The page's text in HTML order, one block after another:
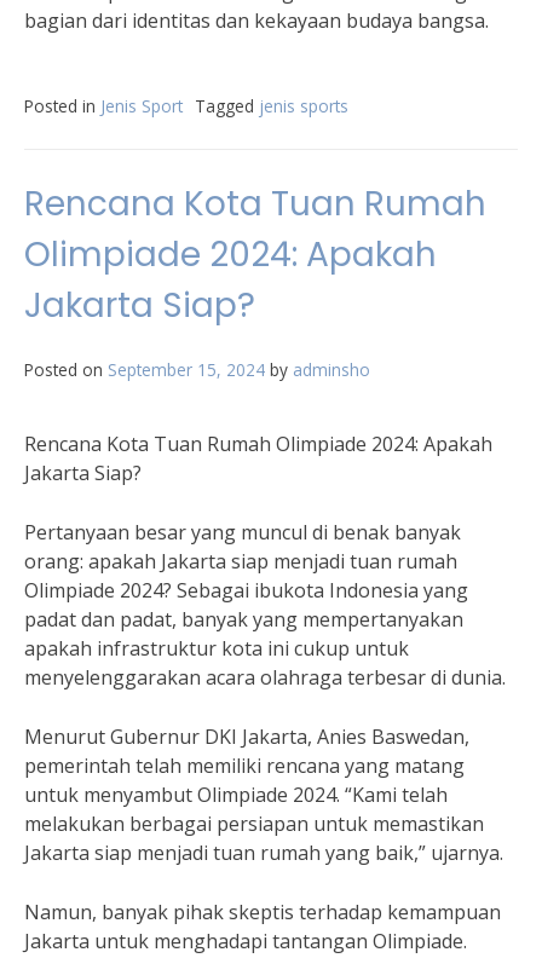
bagian dari identitas dan kekayaan budaya bangsa.
Posted in Jenis Sport Tagged jenis sports
Rencana Kota Tuan Rumah
Olimpiade 2024: Apakah
Jakarta Siap?
Posted on September 15, 2024 by adminsho
Rencana Kota Tuan Rumah Olimpiade 2024: Apakah
Jakarta Siap?
Pertanyaan besar yang muncul di benak banyak
orang: apakah Jakarta siap menjadi tuan rumah
Olimpiade 2024? Sebagai ibukota Indonesia yang
padat dan padat, banyak yang mempertanyakan
apakah infrastruktur kota ini cukup untuk
menyelenggarakan acara olahraga terbesar di dunia.
Menurut Gubernur DKI Jakarta, Anies Baswedan,
pemerintah telah memiliki rencana yang matang
untuk menyambut Olimpiade 2024. “Kami telah
melakukan berbagai persiapan untuk memastikan
Jakarta siap menjadi tuan rumah yang baik,” ujarnya.
Namun, banyak pihak skeptis terhadap kemampuan
Jakarta untuk menghadapi tantangan Olimpiade.